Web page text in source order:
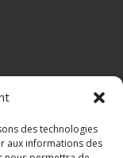
des technologies
aux informations des